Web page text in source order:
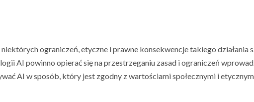
ograniczeń, etyczne i prawne konsekwencje takiego działania
AI powinno opierać się na przestrzeganiu zasad i ograniczeń
AI w sposób, który jest zgodny z wartościami społecznymi i